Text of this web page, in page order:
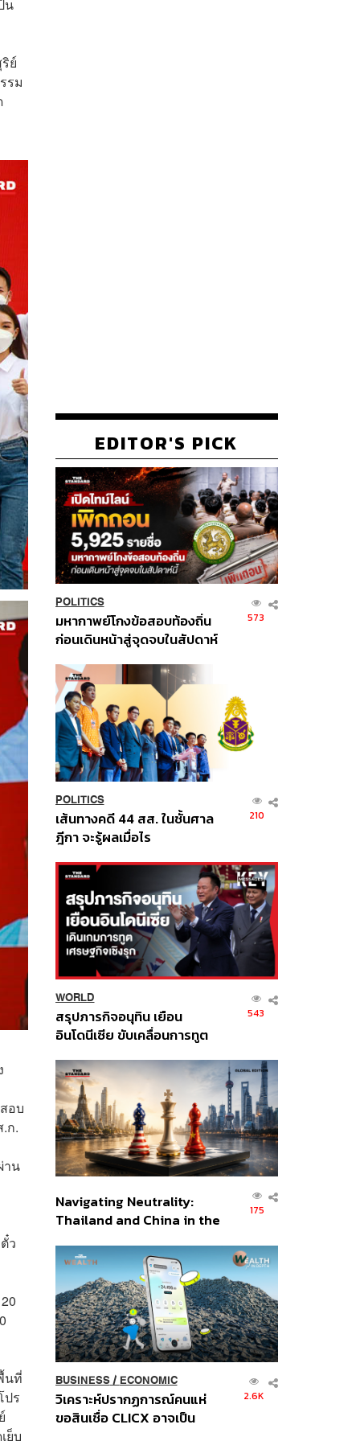
น
ย์
รม
อบ
ก.
าน
ว
นที่
ปร
ย็บ
EDITOR'S PICK
POLITICS
มหากาพย์โกงข้อสอบท้องถิ่น
ก่อนเดินหน้าสู่จุดจบในสัปดาห์
573
POLITICS
เส้นทางคดี 44 สส. ในชั้นศาล
ฎีกา จะรู้ผลเมื่อไร
210
WORLD
สรุปภารกิจอนุทิน เยือน
อินโดนีเซีย ขับเคลื่อนการทูต
ส่วนยุทธศาสตร์ไทย –
อินโดนีเซีย
543
Navigating Neutrality:
Thailand and China in the
Order
175
BUSINESS/ ECONOMIC
วิเคราะห์ปรากฏการณ์คนแห่
ขอสินเชื่อ CLICX อาจเป็น
2.6K